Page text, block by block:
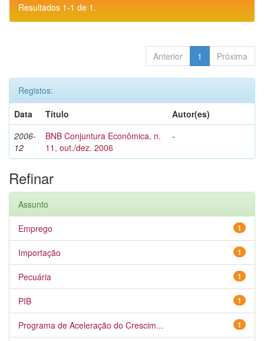
Resultados 1-1 de 1.
Anterior 1 Próxima
Registos:
Data
Título
Autor(es)
2006-
12
BNB Conjuntura Econômica, n.
11, out./dez. 2006
-
Refinar
Assunto
1
Emprego
1
Importação
1
Pecuária
1
PIB
1
Programa de Aceleração do Crescim...